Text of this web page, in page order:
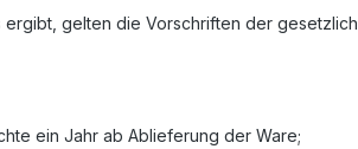
gelten die Vorschriften der
ein Jahr ab Ablieferung der Ware;